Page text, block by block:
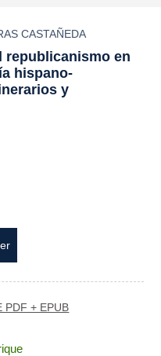
CASTAÑEDA
republicanismo en
hispano-
y
PDF + EPUB